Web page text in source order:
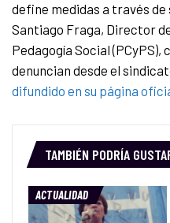
define medidas a través
Santiago Fraga, Director
Pedagogía Social (PCyPS),
denuncian desde el
difundido en su página
TAMBIÉN PODRÍA
ACTUALIDAD